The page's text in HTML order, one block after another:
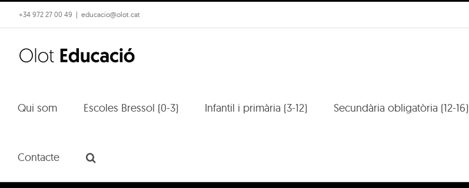
to
+34 972 27 00 49 | educacio@olot.cat
Qui som Escoles Bressol (0-3) Infantil i primària (3-12) Secundària obligatòria (12-16)
Contacte